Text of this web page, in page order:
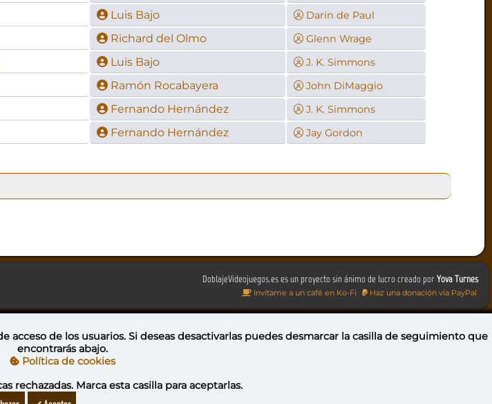
Luis Bajo Darin de Paul
Richard del Olmo Glenn Wrage
Luis Bajo J. K. Simmons
Ramón Rocabayera John DiMaggio
Fernando Hernández J. K. Simmons
Fernando Hernández Jay Gordon
DoblajeVideojuegos.es es un proyecto sin ánimo de lucro creado porYova Turnes
Invítame a un café en Ko-Fi Haz una donación vía PayPal
Reconocimiento-NoComercial-CompartirIgual 4.0 Internacional
acceso de los usuarios. Si deseas desactivarlas puedesdesmarcar la casilla de seguimiento que
encontrarás abajo.
Política de cookies
rechazadas. Marca esta casilla para aceptarlas.